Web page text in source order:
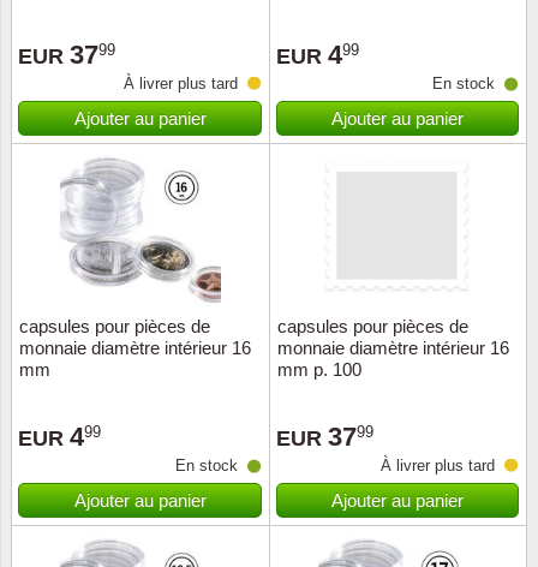
EUR 3799
À livrer plus tard
Ajouter au panier
EUR 499
En stock
Ajouter au panier
capsules pour pièces de
monnaie diamètre intérieur 16
mm
EUR 499
En stock
Ajouter au panier
capsules pour pièces de
monnaie diamètre intérieur 16
mm p. 100
EUR 3799
À livrer plus tard
Ajouter au panier